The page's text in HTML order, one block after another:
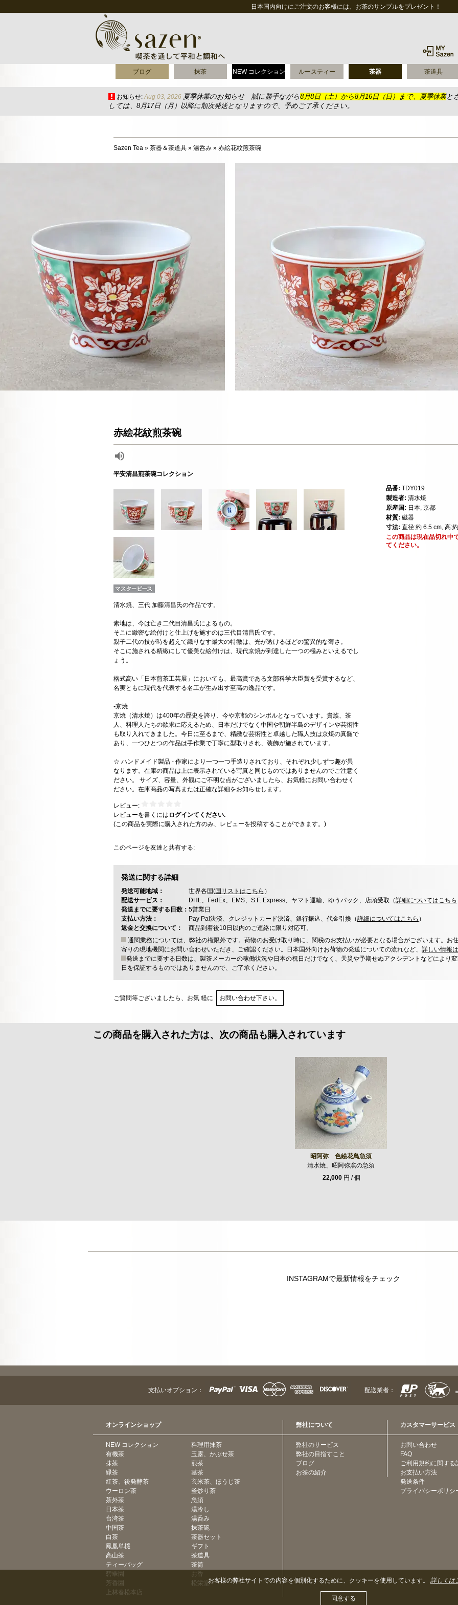
日本国内向けにご注文のお客様には、お茶のサンプルをプレゼント！
ブログ 抹茶 NEW コレクション ルースティー 茶器 茶道具
お知らせ: Aug 03, 2026 夏季休業のお知らせ 誠に勝手ながら8月8日（土）から8月16日（日）まで、夏季休業と
しては、8月17日（月）以降に順次発送となりますので、予めご了承ください。
Sazen Tea » 茶器＆茶道具 » 湯呑み » 赤絵花紋煎茶碗
赤絵花紋煎茶碗
平安清昌煎茶碗コレクション
清水焼、三代 加藤清昌氏の作品です。
素地は、今は亡き二代目清昌氏によるもの。
そこに緻密な絵付けと仕上げを施すのは三代目清昌氏です。
親子二代の技が時を超えて織りなす最大の特徴は、光が透けるほどの驚異的な薄さ。
そこに施される精緻にして優美な絵付けは、現代京焼が到達した一つの極みといえるでし
ょう。
格式高い「日本煎茶工芸展」においても、最高賞である文部科学大臣賞を受賞するなど、
名実ともに現代を代表する名工が生み出す至高の逸品です。
▪️京焼
京焼（清水焼）は400年の歴史を誇り、今や京都のシンボルとなっています。貴族、茶
人、料理人たちの欲求に応えるため、日本だけでなく中国や朝鮮半島のデザインや芸術性
も取り入れてきました。今日に至るまで、精緻な芸術性と卓越した職人技は京焼の真髄で
あり、一つひとつの作品は手作業で丁寧に型取りされ、装飾が施されています。
☆ ハンドメイド製品 - 作家により一つ一つ手造りされており、それぞれ少しずつ趣が異
なります。在庫の商品は上に表示されている写真と同じものではありませんのでご注意く
ださい。 サイズ、容量、外観にご不明な点がございましたら、お気軽にお問い合わせく
ださい。在庫商品の写真または正確な詳細をお知らせします。
レビュー:
レビューを書くには ログインてください.
(この商品を実際に購入された方のみ、レビューを投稿することができます。)
このページを友達と共有する:
品番: TDY019
製造者: 清水焼
原産国: 日本, 京都
材質: 磁器
寸法: 直径:約 6.5 cm, 高:
この商品は現在品切れ中
てください。
発送に関する詳細
発送可能地域： 世界各国(国リストはこちら ）
配送サービス：
DHL、FedEx、EMS、S.F. Express、ヤマト運輸、ゆうパック、店頭受取（詳細についてはこちら
発送までに要する日数： 5営業日
支払い方法：
Pay Pal決済、クレジットカード決済、銀行振込、代金引換（詳細についてはこちら ）
返金と交換について：
商品到着後10日以内のご連絡に限り対応可。
通関業務については、弊社の権限外です。荷物のお受け取り時に、関税のお支払いが必要となる場合がございます。お
寄りの現地機関にお問い合わせいただき、ご確認ください。日本国外向けお荷物の発送についての流れなど、 詳しい情報
発送までに要する日数は、製茶メーカーの稼働状況や日本の祝日だけでなく、天災や予期せぬアクシデントなどにより
日を保証するものではありませんので、ご了承ください。
ご質問等ございましたら、お気 軽に お問い合わせ下さい。
この商品を購入された方は、次の商品も購入されています
昭阿弥 色絵花鳥急須
清水焼、昭阿弥窯の急須
22,000 円 / 個
INSTAGRAMで最新情報をチェック
支払いオプション： 配送業者：
オンラインショップ
NEW コレクション
有機茶
抹茶
緑茶
紅茶、後発酵茶
ウーロン茶
茶外茶
日本茶
台湾茶
中国茶
白茶
鳳凰単欉
高山茶
ティーバッグ
碧翠園
芳香園
上林春松本店
料理用抹茶
玉露、かぶせ茶
煎茶
茎茶
玄米茶、ほうじ茶
釜炒り茶
急須
湯冷し
湯呑み
抹茶碗
茶器セット
ギフト
茶道具
茶筒
お香
松栄堂
弊社について
弊社のサービス
弊社の目指すこと
ブログ
お茶の紹介
カスタマーサービス
お問い合わせ
FAQ
ご利用規約に関する
お支払い方法
発送条件
プライバシーポリシ
お客様の弊社サイトでの内容を個別化するために、クッキーを使用しています。 詳しくは
同意する